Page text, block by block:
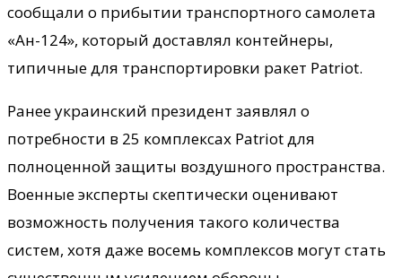
сообщали о прибытии транспортного самолета
«Ан-124», который доставлял контейнеры,
типичные для транспортировки ракет Patriot.
Ранее украинский президент заявлял о
потребности в 25 комплексах Patriot для
полноценной защиты воздушного пространства.
Военные эксперты скептически оценивают
возможность получения такого количества
систем, хотя даже восемь комплексов могут стать